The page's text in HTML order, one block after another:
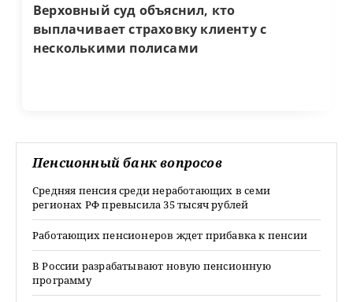
Верховный суд объяснил, кто
выплачивает страховку клиенту с
несколькими полисами
Пенсионный банк вопросов
Средняя пенсия среди неработающих в семи
регионах РФ превысила 35 тысяч рублей
Работающих пенсионеров ждет прибавка к пенсии
В России разрабатывают новую пенсионную
программу